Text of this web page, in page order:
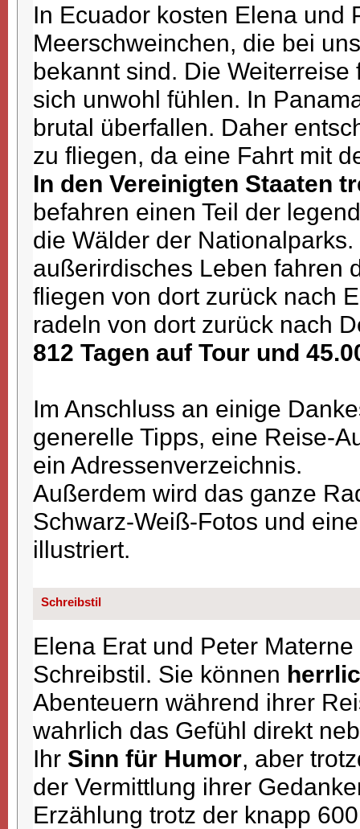
In Ecuador kosten Elena und
Meerschweinchen, die bei
bekannt sind. Die
sich unwohl fühlen. In
brutal überfallen. Daher
zu fliegen, da eine Fahrt mit
In den Vereinigten Staaten
befahren einen Teil der
die Wälder der
außerirdisches Leben fahren
fliegen von dort zurück nach
radeln von dort zurück nach
812 Tagen auf Tour und
Im Anschluss an einige
generelle Tipps, eine Reise-
ein Adressenverzeichnis.
Außerdem wird das ganze
Schwarz-Weiß-Fotos und
illustriert.
Schreibstil
Elena Erat und Peter
Schreibstil. Sie können
Abenteuern während ihrer
wahrlich das Gefühl direkt
Ihr Sinn für Humor, aber
der Vermittlung ihrer
Erzählung trotz der knapp